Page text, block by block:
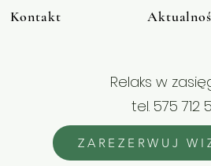
Kontakt
Relaks w
tel. 575 712
ZAREZERWUJ